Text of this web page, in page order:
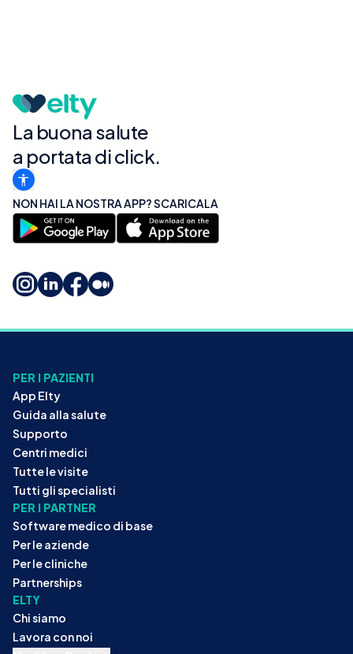
La buona salute
a portata di click.
NON HAI LA NOSTRA APP? SCARICALA
PER I PAZIENTI
App Elty
Guida alla salute
Supporto
Centri medici
Tutte le visite
Tutti gli specialisti
PER I PARTNER
Software medico di base
Per le aziende
Per le cliniche
Partnerships
ELTY
Chi siamo
Lavora con noi